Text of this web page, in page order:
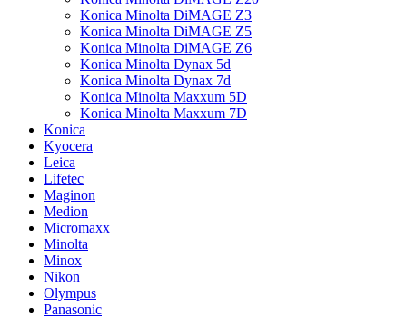
Konica Minolta DiMAGE Z3
Konica Minolta DiMAGE Z5
Konica Minolta DiMAGE Z6
Konica Minolta Dynax 5d
Konica Minolta Dynax 7d
Konica Minolta Maxxum 5D
Konica Minolta Maxxum 7D
Konica
Kyocera
Leica
Lifetec
Maginon
Medion
Micromaxx
Minolta
Minox
Nikon
Olympus
Panasonic